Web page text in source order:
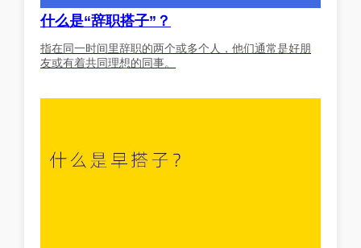
什么是“辞职搭子”？
指在同一时间里辞职的两个或多个人，他们通常是好朋
友或有着共同理想的同事。